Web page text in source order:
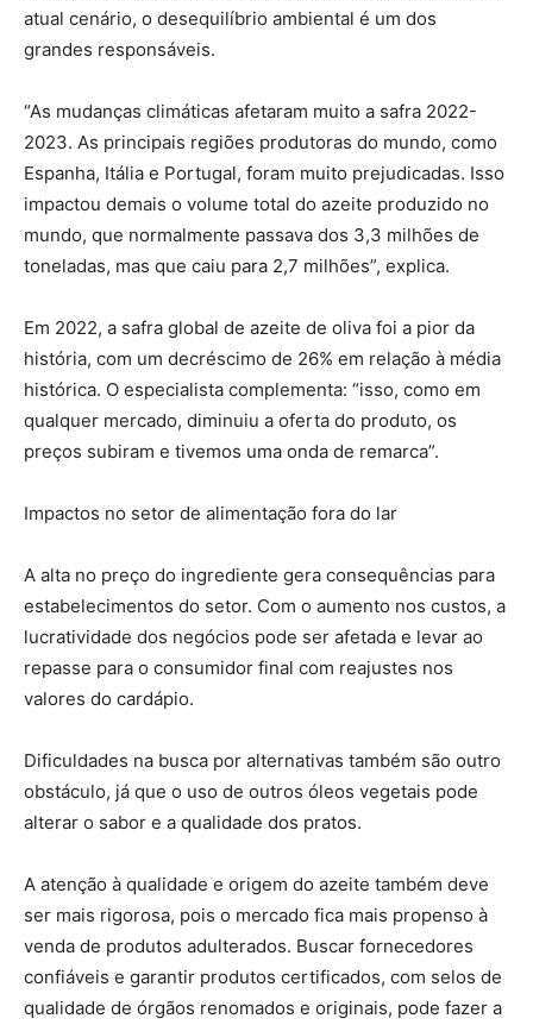
atual cenário, o desequilíbrio ambiental é um dos
grandes responsáveis.
“As mudanças climáticas afetaram muito a safra 2022-
2023. As principais regiões produtoras do mundo, como
Espanha, Itália e Portugal, foram muito prejudicadas. Isso
impactou demais o volume total do azeite produzido no
mundo, que normalmente passava dos 3,3 milhões de
toneladas, mas que caiu para 2,7 milhões”, explica.
Em 2022, a safra global de azeite de oliva foi a pior da
história, com um decréscimo de 26% em relação à média
histórica. O especialista complementa: “isso, como em
qualquer mercado, diminuiu a oferta do produto, os
preços subiram e tivemos uma onda de remarca”.
Impactos no setor de alimentação fora do lar
A alta no preço do ingrediente gera consequências para
estabelecimentos do setor. Com o aumento nos custos, a
lucratividade dos negócios pode ser afetada e levar ao
repasse para o consumidor final com reajustes nos
valores do cardápio.
Dificuldades na busca por alternativas também são outro
obstáculo, já que o uso de outros óleos vegetais pode
alterar o sabor e a qualidade dos pratos.
A atenção à qualidade e origem do azeite também deve
ser mais rigorosa, pois o mercado fica mais propenso à
venda de produtos adulterados. Buscar fornecedores
confiáveis e garantir produtos certificados, com selos de
qualidade de órgãos renomados e originais, pode fazer a